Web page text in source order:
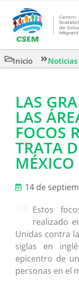
Inicio Noticias
LAS
LAS
FOCOS
TRATA
MÉXICO
14 de
Estos
realizado
Unidas contra
siglas en
epicentro de
personas en el